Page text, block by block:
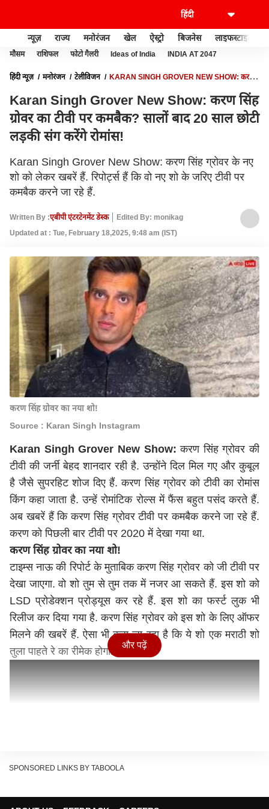
न्यूज़ राज्य मनोरंजन खेल ऐस्ट्रो बिजनेस लाइफस्टाइल
मौसम राशिफल फोटो गैलरी Ideas of India INDIA AT 2047
हिंदी न्यूज़ मनोरंजन टेलीविजन
KARAN SINGH GROVER NEW SHOW: करण
Karan Singh Grover New Show: करण सिंह
ग्रोवर का टीवी पर कमबैक? सालों बाद 20 साल छोटी
लड़की संग करेंगे रोमांस!
Karan Singh Grover New Show: करण सिंह ग्रोवर के नए
शो को लेकर खबरें हैं. रिपोर्ट्स हैं कि वो नए शो के जरिए टीवी पर
कमबैक करने जा रहे हैं.
Written By :एबीपी एंटरटेनमेंट डेस्क
Edited By: monikag
Updated at : Tue, February 18,2025, 9:48 am (IST)
करण सिंह ग्रोवर का नया शो!
Source : Karan Singh Instagram
Karan Singh Grover New Show:करण सिंह ग्रोवर की
टीवी की जर्नी बेहद शानदार रही है. उन्होंने दिल मिल गए और कुबूल
है जैसे सुपरहिट शोज दिए हैं. करण सिंह ग्रोवर को टीवी का रोमांस
किंग कहा जाता है. उन्हें रोमांटिक रोल्स में फैंस बहुत पसंद करते हैं.
अब खबरें हैं कि करण सिंह ग्रोवर टीवी पर कमबैक करने जा रहे हैं.
करण को पिछली बार टीवी पर 2020 में देखा गया था.
करण सिंह ग्रोवर का नया शो!
टाइम्स नाऊ की रिपोर्ट के मुताबिक करण सिंह ग्रोवर को जी टीवी पर
देखा जाएगा. वो शो तुम से तुम तक में नजर आ सकते हैं. इस शो को
LSD प्रोडेक्शन प्रोड्यूस कर रहे हैं. इस शो का फर्स्ट लुक भी
रिलीज कर दिया गया है. करण सिंह ग्रोवर को इस शो के लिए ऑफर
मिलने की खबरें हैं. ऐसा भी कहा जा रहा है कि ये शो एक मराठी शो
तुला पाहते रे का रीमेक होगा.
और पढ़ें
SPONSORED LINKS BY TABOOLA